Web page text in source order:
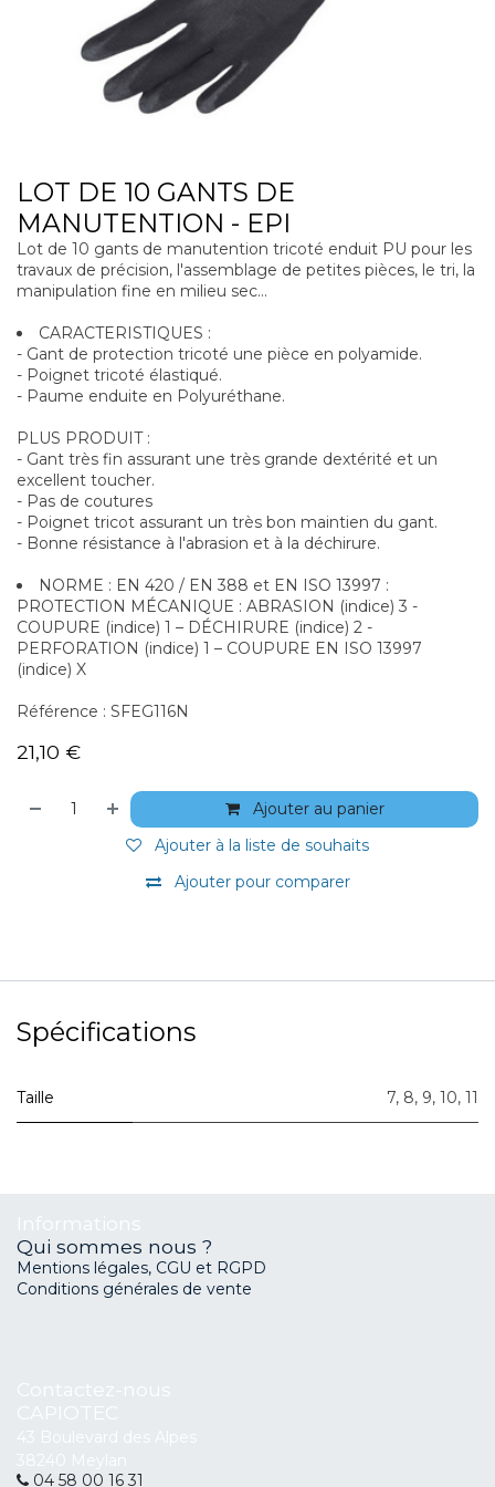
LOT DE 10 GANTS DE
MANUTENTION - EPI
Lot de 10 gants de manutention tricoté enduit PU pour les
travaux de précision, l'assemblage de petites pièces, le tri, la
manipulation fine en milieu sec...
CARACTERISTIQUES :
- Gant de protection tricoté une pièce en polyamide.
- Poignet tricoté élastiqué.
- Paume enduite en Polyuréthane.
PLUS PRODUIT :
- Gant très fin assurant une très grande dextérité et un
excellent toucher.
- Pas de coutures
- Poignet tricot assurant un très bon maintien du gant.
- Bonne résistance à l'abrasion et à la déchirure.
NORME : EN 420 / EN 388 et EN ISO 13997 :
PROTECTION MÉCANIQUE : ABRASION (indice) 3 -
COUPURE (indice) 1 – DÉCHIRURE (indice) 2 -
PERFORATION (indice) 1 – COUPURE EN ISO 13997
(indice) X
Référence : SFEG116N
21,10 €
Ajouter au panier
Ajouter pour comparer
Ajouter à la liste de souhaits
Spécifications
Taille 7, 8, 9, 10, 11
Qui sommes nous ?
Mentions légales, CGU et RGPD
Conditions générales de vente
04 58 00 16 31